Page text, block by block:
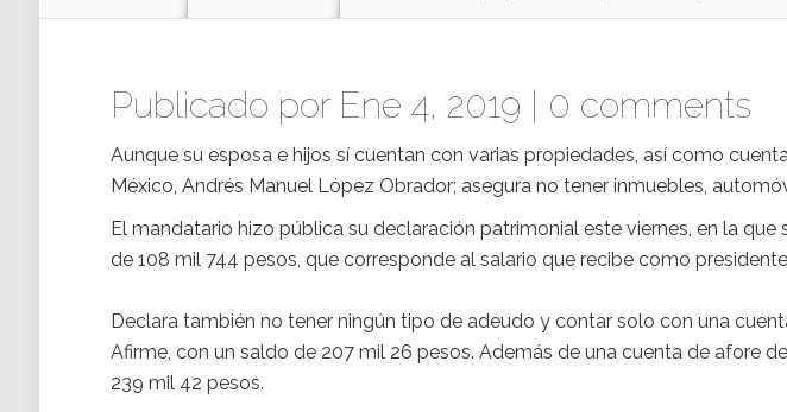
Publicado por Ene 4, 2019 | 0 comments
Aunque su esposa e hijos sí cuentan con varias propiedades, así como
México, Andrés Manuel López Obrador; asegura no tener inmuebles,
El mandatario hizo pública su declaración patrimonial este viernes, en la
de 108 mil 744 pesos, que corresponde al salario que recibe como
Declara también no tener ningún tipo de adeudo y contar solo con una
Afirme, con un saldo de 207 mil 26 pesos. Además de una cuenta de afore
239 mil 42 pesos.